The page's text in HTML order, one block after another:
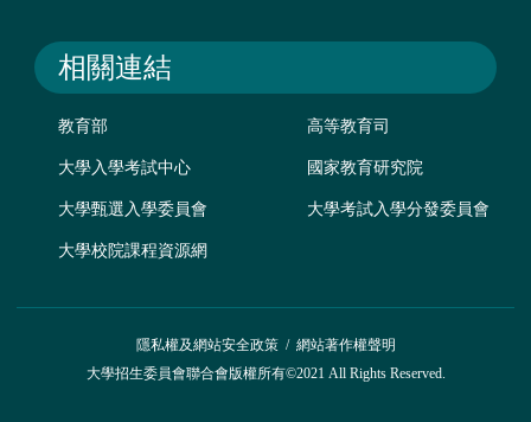
相關連結
教育部 高等教育司
大學入學考試中心 國家教育研究院
大學甄選入學委員會 大學考試入學分發委員會
大學校院課程資源網
隱私權及網站安全政策/ 網站著作權聲明
大學招生委員會聯合會版權所有©2021 All Rights Reserved.